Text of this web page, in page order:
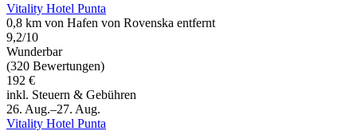
Vitality Hotel Punta
0,8 km von Hafen von Rovenska entfernt
9,2/10
Wunderbar
(320 Bewertungen)
192 €
inkl. Steuern & Gebühren
26. Aug.–27. Aug.
Vitality Hotel Punta